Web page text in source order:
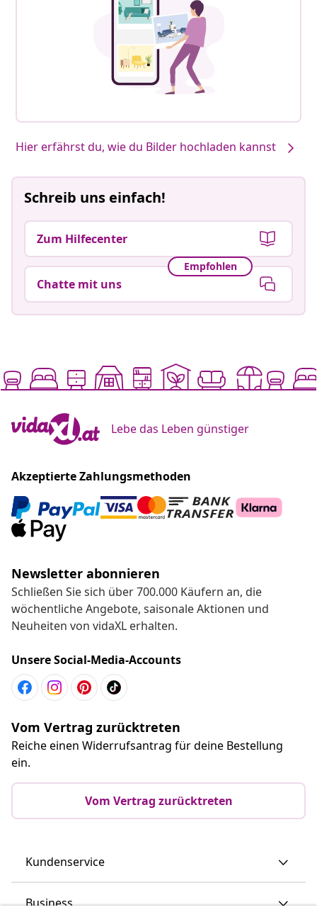
Hier erfährst du, wie du Bilder hochladen kannst
Schreib uns einfach!
Zum Hilfecenter
Empfohlen
Chatte mit uns
Lebe das Leben günstiger
Akzeptierte Zahlungsmethoden
Newsletter abonnieren
Schließen Sie sich über 700.000 Käufern an, die
wöchentliche Angebote, saisonale Aktionen und
Neuheiten von vidaXL erhalten.
Unsere Social-Media-Accounts
Vom Vertrag zurücktreten
Reiche einen Widerrufsantrag für deine Bestellung
ein.
Vom Vertrag zurücktreten
Kundenservice
Business